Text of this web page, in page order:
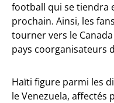
football qui se tiendra
prochain. Ainsi, les
tourner vers le
pays coorganisateurs
Haïti figure parmi les
le Venezuela,